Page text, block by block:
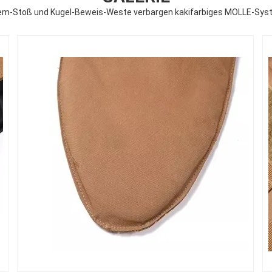
Stoß und Kugel-Beweis-Weste verbargen kakifarbiges MOLLE-